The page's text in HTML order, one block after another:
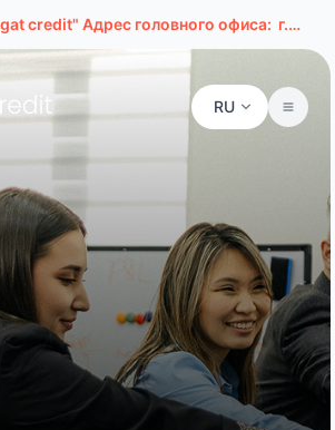
credit" Адрес головного офиса: г.Ташкент, ул. Буюк Ипак Йули, д. 127а
RU